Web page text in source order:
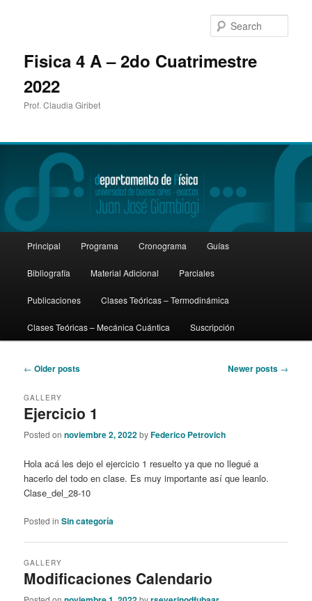
Fisica 4 A – 2do Cuatrimestre
2022
Prof. Claudia Giribet
Skip
to
primary
Skip
to
secondary
Principal Programa Cronograma Guías
Bibliografía Material Adicional Parciales
Publicaciones Clases Teóricas – Termodinámica
Clases Teóricas – Mecánica Cuántica Suscripción
Post
← Older posts Newer posts →
Ejercicio 1
GALLERY
Posted onnoviembre 2, 2022byFederico Petrovich
Hola acá les dejo el ejercicio 1 resuelto ya que no llegué a
hacerlo del todo en clase. Es muy importante así que leanlo.
Clase_del_28-10
Posted in Sin categoría
Modificaciones Calendario
GALLERY